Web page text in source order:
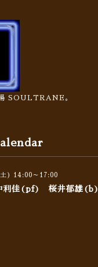
場 SOULTRANE。
) 14:00～17:00
利佳(pf) 桜井郁雄(b)